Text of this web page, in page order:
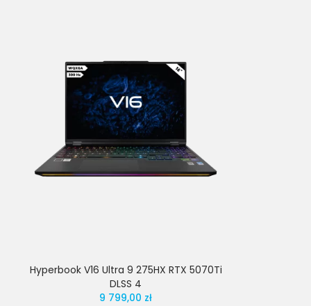
Hyperbook V16 Ultra 9 275HX RTX 5070Ti
DLSS 4
9 799,00 zł